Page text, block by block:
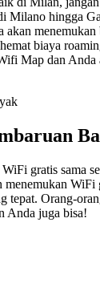
Milano hingga
akan
biaya
Map dan Anda
gratis sama
menemukan WiFi
tepat. Orang-
Anda juga bisa!